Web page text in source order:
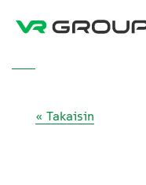
« Takaisin